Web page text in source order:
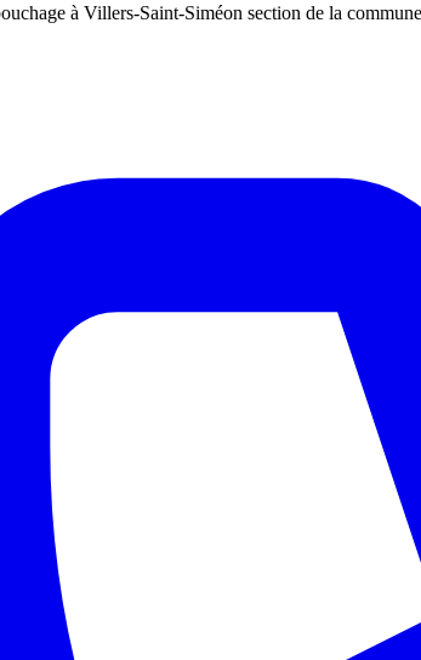
à Villers-Saint-Siméon section de la